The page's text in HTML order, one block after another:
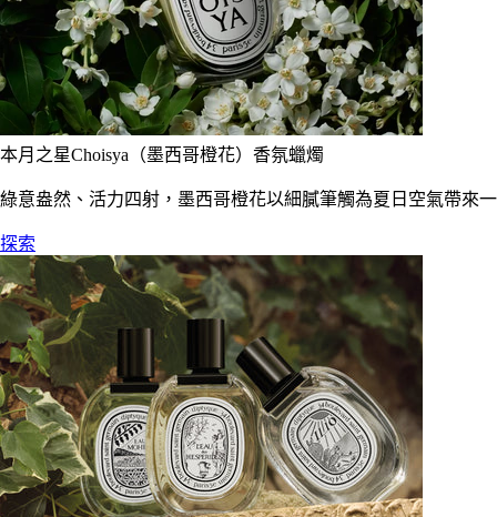
本月之星Choisya（墨西哥橙花）香氛蠟燭
綠意盎然、活力四射，墨西哥橙花以細膩筆觸為夏日空氣帶來
探索